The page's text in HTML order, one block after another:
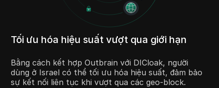
Tối ưu hóa hiệu suất vượt qua giới hạn
Bằng cách kết hợp Outbrain với DICloak, người
dùng ở Israel có thể tối ưu hóa hiệu suất, đảm bảo
sự kết nối liên tục khi vượt qua các geo-block.